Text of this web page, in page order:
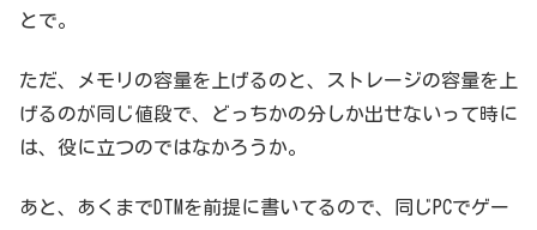
とで。
ただ、メモリの容量を上げるのと、ストレージの容量を上
げるのが同じ値段で、どっちかの分しか出せないって時に
は、役に立つのではなかろうか。
あと、あくまでDTMを前提に書いてるので、同じPCでゲー